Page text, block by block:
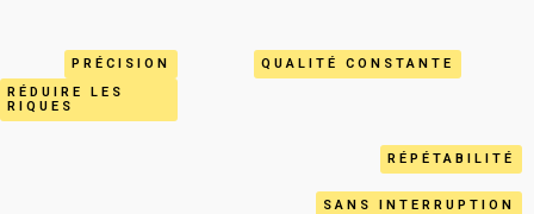
PRÉCISION
QUALITÉ CONSTANTE
RÉDUIRE LES
RIQUES
RÉPÉTABILITÉ
SANS INTERRUPTION